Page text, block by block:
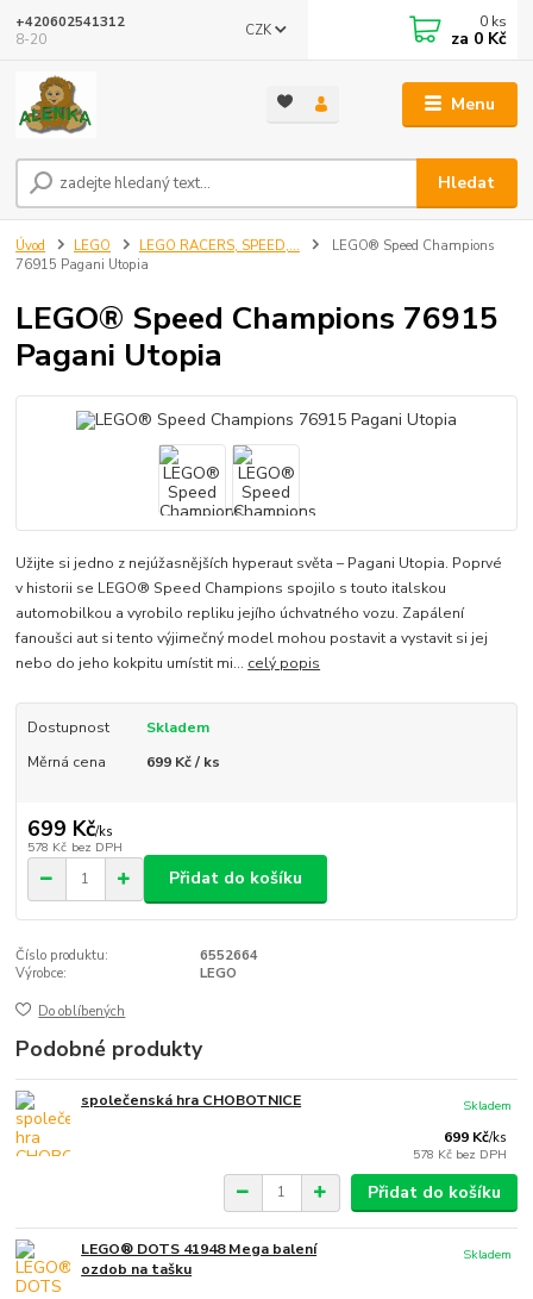
Menu
CZK
Hledat
+420602541312
8-20
0 ks
za 0 Kč
Úvod LEGO LEGO RACERS, SPEED,...
LEGO® Speed Champions
76915 Pagani Utopia
LEGO® Speed Champions 76915
Pagani Utopia
Užijte si jedno z nejúžasnějších hyperaut světa – Pagani Utopia. Poprvé
v historii se LEGO® Speed Champions spojilo s touto italskou
automobilkou a vyrobilo repliku jejího úchvatného vozu. Zapálení
fanoušci aut si tento výjimečný model mohou postavit a vystavit si jej
nebo do jeho kokpitu umístit mi... celý popis
Dostupnost
Skladem
Měrná cena
699 Kč / ks
699 Kč/ks
578 Kč bez DPH
Přidat do košíku
Číslo produktu:
6552664
Výrobce:
LEGO
Do oblíbených
Podobné produkty
společenská hra CHOBOTNICE
699 Kč/ks
578 Kč bez DPH
Skladem
Přidat do košíku
LEGO® DOTS 41948 Mega balení
ozdob na tašku
Skladem